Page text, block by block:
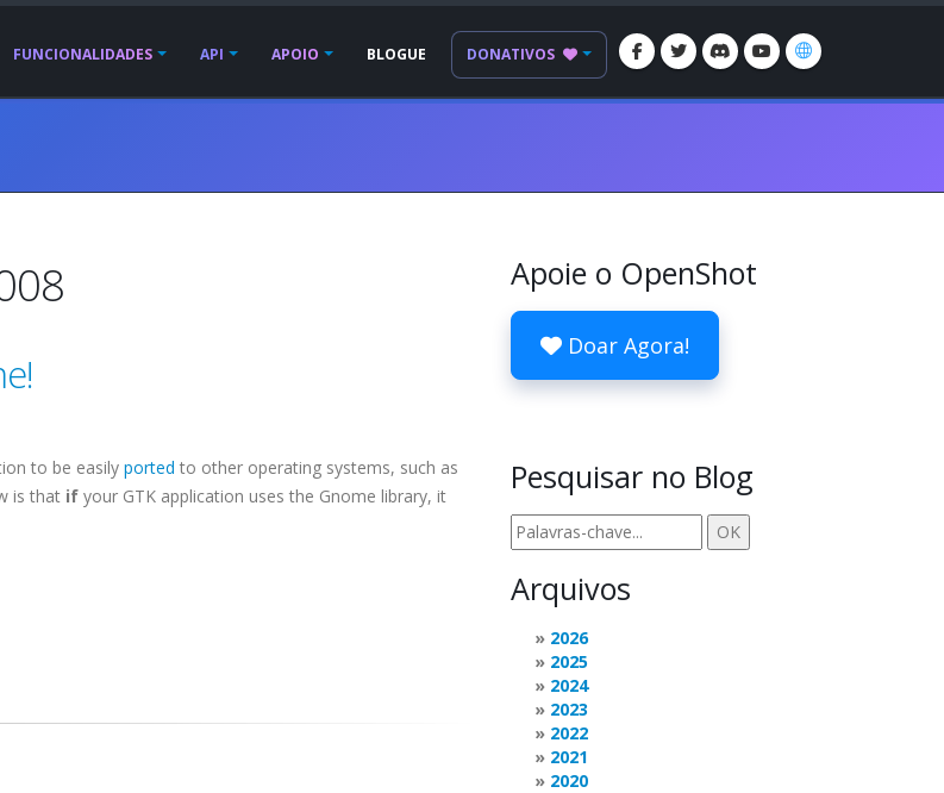
FUNCIONALIDADES API APOIO BLOGUE DONATIVOS
to be easily ported to other operating systems, such as
is that if your GTK application uses the Gnome library, it
Apoie o OpenShot
Doar Agora!
Pesquisar no Blog
Arquivos
2026
2025
2024
2023
2022
2021
2020